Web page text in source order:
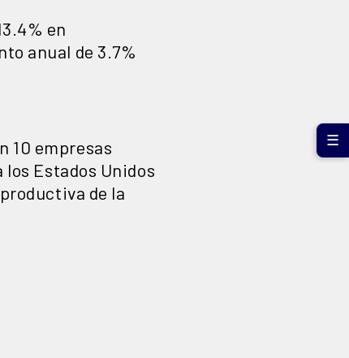
en
anual de 3.7%
10 empresas
Estados Unidos
de la
☰